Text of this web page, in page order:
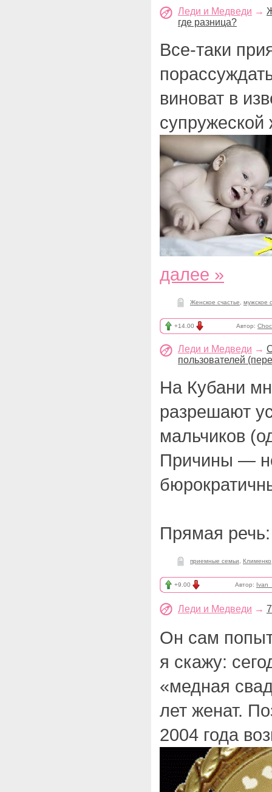
Леди и Медведи →
где разница?
Все-таки
виноват в
супружеской
далее »
Женское счастье мужское
+14.00 Автор:
Леди и Медведи →
пользователей
На Кубани
разрешают
мальчиков
Причины —
Прямая
приемные семьи Клименко
+9.00 Автор:
Леди и Медведи →
Он сам
я скажу:
«медная
лет женат.
2004 года